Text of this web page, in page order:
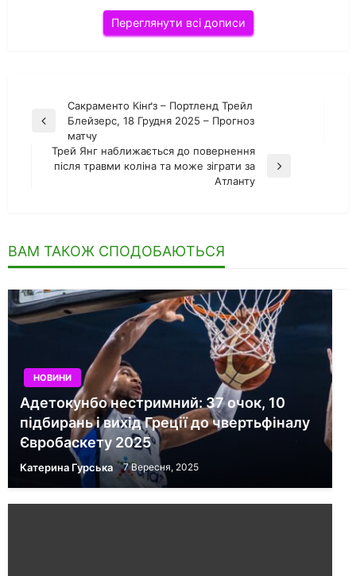
Переглянути всі дописи
Навігація
записів
Попередній
Сакраменто Кінґз – Портленд Трейл
Блейзерс, 18 Грудня 2025 – Прогноз
матчу
Наступний
Трей Янг наближається до повернення
після травми коліна та може зіграти за
Атланту
ВАМ ТАКОЖ СПОДОБАЮТЬСЯ
НОВИНИ
Адетокунбо нестримний: 37 очок, 10
підбирань і вихід Греції до чвертьфіналу
Євробаскету 2025
Катерина Гурська 7 Вересня, 2025